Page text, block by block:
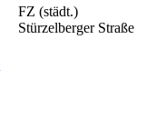
FZ (städt.)
Stürzelberger Straße